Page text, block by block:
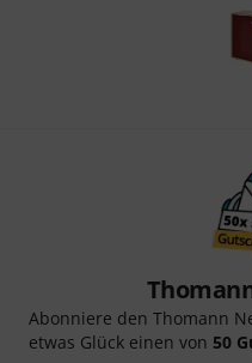
Abonniere den Thomann
etwas Glück einen von 50